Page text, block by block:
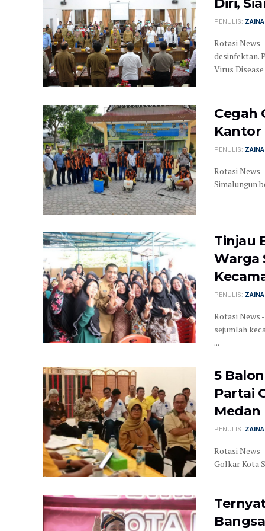
PENULIS:
Rotasi News
desinfektan.
Virus
Cegah
Kantor
PENULIS:
Rotasi News
Simalungun
Tinjau
Warga
PENULIS:
Rotasi News
sejumlah
...
5
Partai
Medan
PENULIS:
Rotasi News
Golkar Kota